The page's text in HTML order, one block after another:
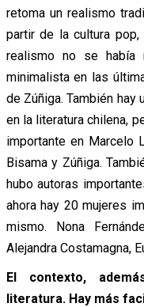
retoma un realismo
partir de la cultura
realismo no se había
minimalista en las
de Zúñiga. También hay
en la literatura chilena,
importante en Marcelo
Bisama y Zúñiga.
hubo autoras
ahora hay 20 mujeres
mismo. Nona
Alejandra Costamagna,
El contexto,
literatura. Hay más